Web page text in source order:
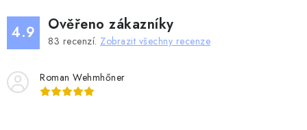
4.9 Ověřeno zákazníky
83 recenzí. Zobrazit všechny recenze
Roman Wehmhőner